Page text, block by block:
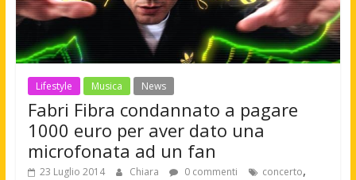
Lifestyle Musica News
Fabri Fibra condannato a pagare
1000 euro per aver dato una
microfonata ad un fan
23 Luglio 2014 Chiara 0 commenti concerto,